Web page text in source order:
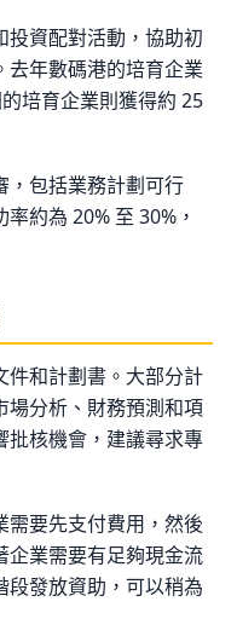
投資配對活動，協助初
去年數碼港的培育企業
培育企業則獲得約 25
，包括業務計劃可行
約為 20% 至 30%，
件和計劃書。大部分計
場分析、財務預測和項
批核機會，建議尋求專
需要先支付費用，然後
企業需要有足夠現金流
段發放資助，可以稍為